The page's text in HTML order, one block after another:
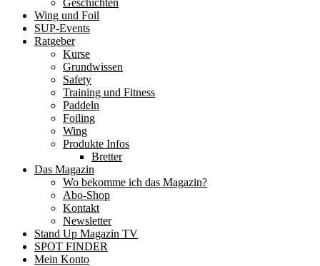
Geschichten
Wing und Foil
SUP-Events
Ratgeber
Kurse
Grundwissen
Safety
Training und Fitness
Paddeln
Foiling
Wing
Produkte Infos
Bretter
Das Magazin
Wo bekomme ich das Magazin?
Abo-Shop
Kontakt
Newsletter
Stand Up Magazin TV
SPOT FINDER
Mein Konto